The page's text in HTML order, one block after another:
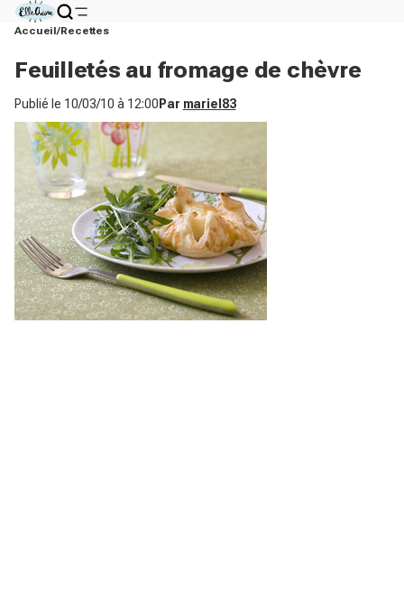
Accueil Recettes
Feuilletés au fromage de chèvre
Publié le 10/03/10 à 12:00 Par mariel83